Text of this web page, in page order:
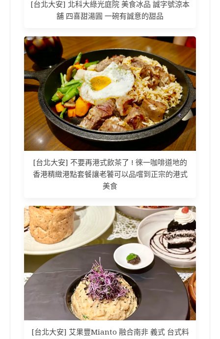
[台北大安] 北科大綠光庭院 美食冰品 誠字號涼本
舖 四喜甜湯圓 一碗有誠意的甜品
[台北大安] 不要再港式飲茶了 ! 徠一咖啡道地的
香港精緻港點套餐讓老饕可以品嚐到正宗的港式
美食
[台北大安] 艾果豐Mianto 融合南非 義式 台式料